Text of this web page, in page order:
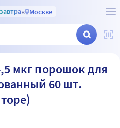
завтрав Москве
мкг порошок для
60 шт.